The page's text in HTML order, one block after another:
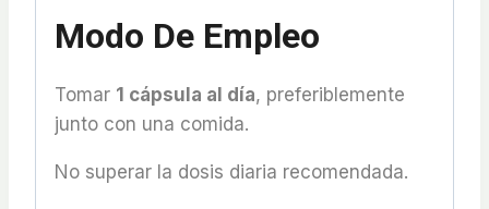
Modo De Empleo
Tomar 1 cápsula al día, preferiblemente
junto con una comida.
No superar la dosis diaria recomendada.